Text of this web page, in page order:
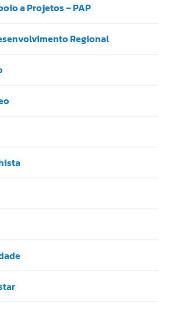
a Projetos – PAP
Regional